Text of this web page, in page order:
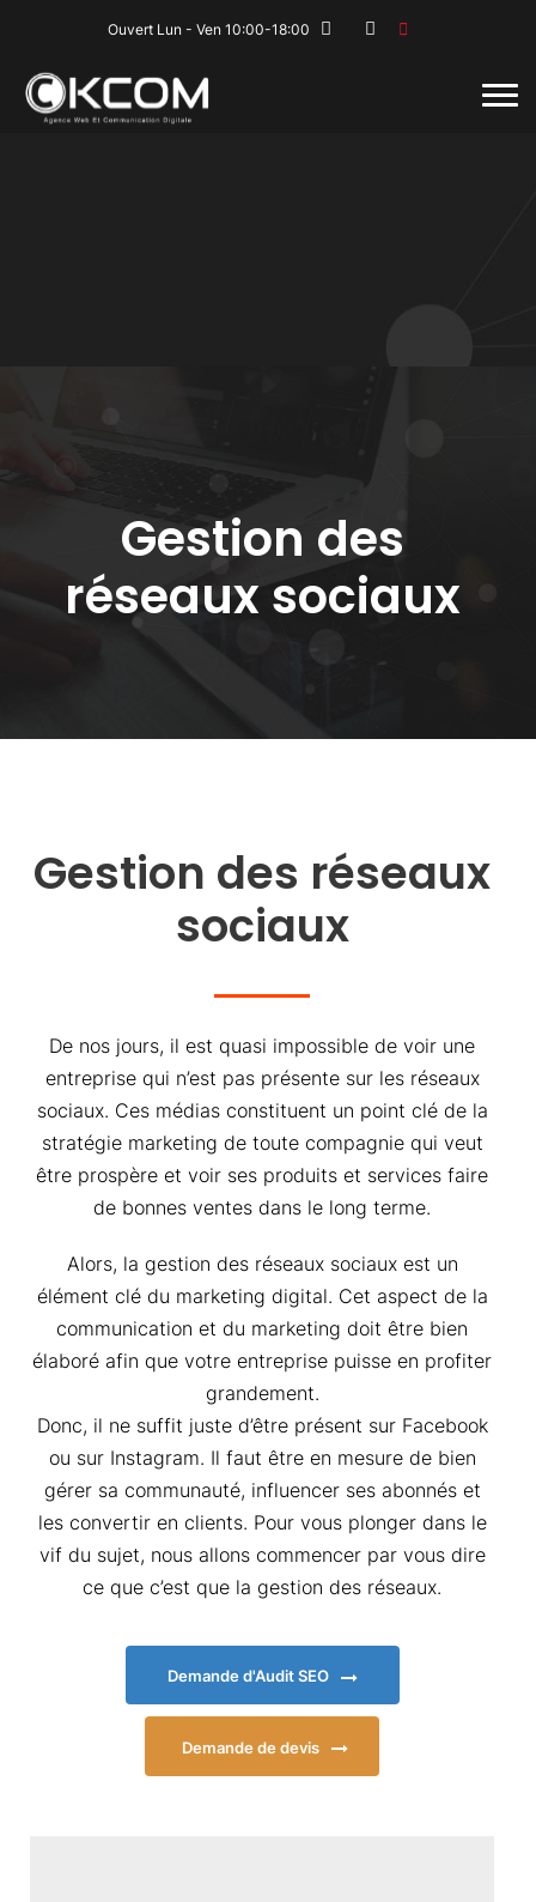
Ouvert Lun - Ven 10:00-18:00
Gestion des
réseaux sociaux
Gestion des réseaux
sociaux
De nos jours, il est quasi impossible de voir une
entreprise qui n’est pas présente sur les réseaux
sociaux. Ces médias constituent un point clé de la
stratégie marketing de toute compagnie qui veut
être prospère et voir ses produits et services faire
de bonnes ventes dans le long terme.
Alors, la gestion des réseaux sociaux est un
élément clé du marketing digital. Cet aspect de la
communication et du marketing doit être bien
élaboré afin que votre entreprise puisse en profiter
grandement.
Donc, il ne suffit juste d’être présent sur Facebook
ou sur Instagram. Il faut être en mesure de bien
gérer sa communauté, influencer ses abonnés et
les convertir en clients. Pour vous plonger dans le
vif du sujet, nous allons commencer par vous dire
ce que c’est que la gestion des réseaux.
Demande d'Audit SEO
Demande de devis